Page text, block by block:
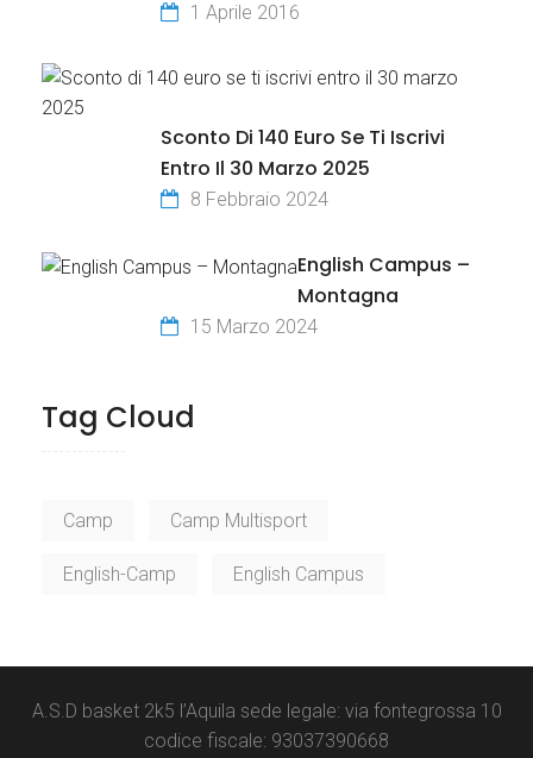
1 Aprile 2016
Sconto Di 140 Euro Se Ti Iscrivi
Entro Il 30 Marzo 2025
8 Febbraio 2024
English Campus –
Montagna
15 Marzo 2024
Tag Cloud
Camp Camp Multisport
English-Camp English Campus
A.S.D basket 2k5 l’Aquila sede legale: via fontegrossa 10
codice fiscale: 93037390668